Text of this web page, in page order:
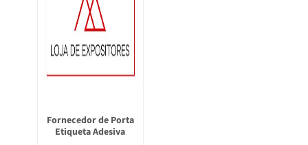
Fornecedor de Porta
Etiqueta Adesiva